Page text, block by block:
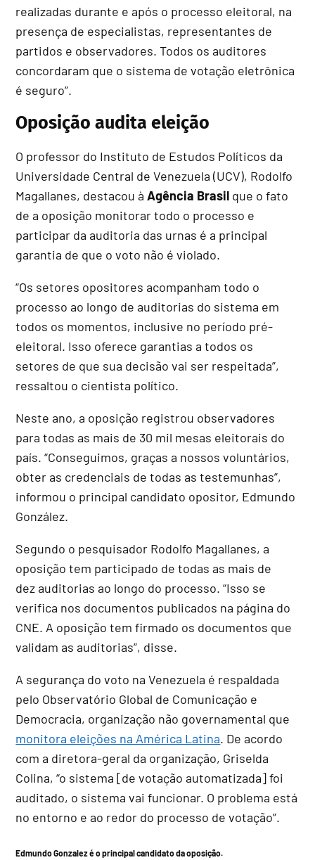
realizadas durante e após o processo eleitoral, na
presença de especialistas, representantes de
partidos e observadores. Todos os auditores
concordaram que o sistema de votação eletrônica
é seguro”.
Oposição audita eleição
O professor do Instituto de Estudos Políticos da
Universidade Central de Venezuela (UCV), Rodolfo
Magallanes, destacou àAgência Brasil que o fato
de a oposição monitorar todo o processo e
participar da auditoria das urnas é a principal
garantia de que o voto não é violado.
“Os setores opositores acompanham todo o
processo ao longo de auditorias do sistema em
todos os momentos, inclusive no período pré-
eleitoral. Isso oferece garantias a todos os
setores de que sua decisão vai ser respeitada”,
ressaltou o cientista político.
Neste ano, a oposição registrou observadores
para todas as mais de 30 mil mesas eleitorais do
país. “Conseguimos, graças a nossos voluntários,
obter as credenciais de todas as testemunhas”,
informou o principal candidato opositor, Edmundo
González.
Segundo o pesquisador Rodolfo Magallanes, a
oposição tem participado de todas as mais de
dez auditorias ao longo do processo. “Isso se
verifica nos documentos publicados na página do
CNE. A oposição tem firmado os documentos que
validam as auditorias”, disse.
A segurança do voto na Venezuela é respaldada
pelo Observatório Global de Comunicação e
Democracia, organização não governamental que
monitora eleições na América Latina. De acordo
com a diretora-geral da organização, Griselda
Colina, “o sistema [de votação automatizada] foi
auditado, o sistema vai funcionar. O problema está
no entorno e ao redor do processo de votação”.
Edmundo Gonzalez é o principal candidato da oposição.